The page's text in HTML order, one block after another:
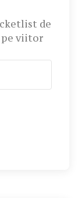
de
pe viitor